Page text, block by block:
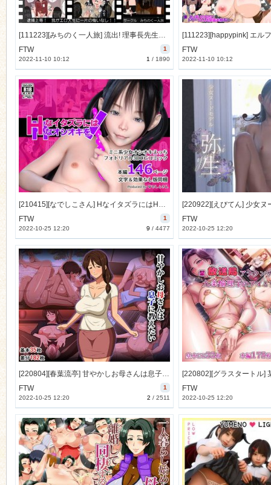
[111223][みちのく一人旅] 流出! 理事長先生の変態フォルダ2 [63M] [RJ088211]
1
FTW
1 / 1890
2022-11-10 10:12
FTW
2022-11-10 10:12
[210415][なでしこさん] HなイタズラにはHなオシオキを! [1845M] [RJ323513]
1
FTW
9 / 4477
2022-10-25 12:20
FTW
2022-10-25 12:20
[220804][春葉流亭] 甘やかしお母さんは息子に教えたい [623M] [RJ405842]
1
FTW
2 / 2511
2022-10-25 12:20
FTW
2022-10-25 12:20